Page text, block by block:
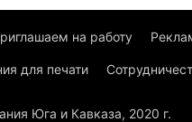
на работу
для печати
Юга и Кавказа, 2020 г.